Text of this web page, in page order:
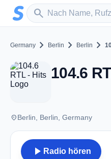
Zum Hauptinhalt springen
search
Sender suchen
Germany chevron_right Berlin chevron_right Berlin chevron_right
104.6
placeBerlin, Berlin, Germany
play_arrow Radio hören